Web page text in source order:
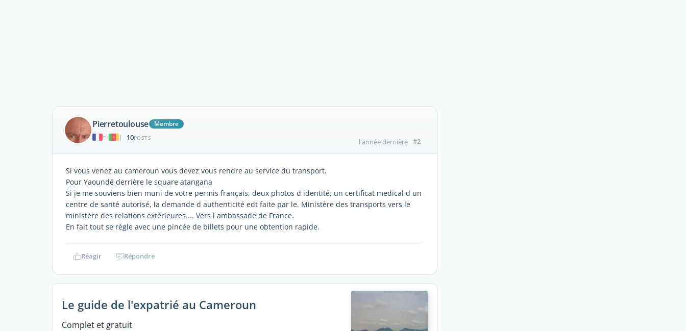
Pierretoulouse
Membre
|
10POSTS l'année dernière #2
Si vous venez au cameroun vous devez vous rendre au service du transport.
Pour Yaoundé derrière le square atangana
Si je me souviens bien muni de votre permis français, deux photos d identité, un certificat medical d un
centre de santé autorisé, la demande d authenticité edt faite par le. Ministère des transports vers le
ministère des relations extérieures.... Vers l ambassade de France.
En fait tout se règle avec une pincée de billets pour une obtention rapide.
Réagir Répondre
Le guide de l'expatrié au Cameroun
Complet et gratuit